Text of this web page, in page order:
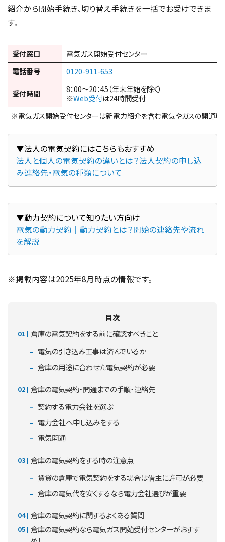
紹介から開始手続き、切り替え手続きを一括でお受けできま
す。
受付窓口
電気ガス開始受付センター
電話番号
0120-911-653
受付時間
8：00～20：45（年末年始を除く）
※Web受付は24時間受付
※電気ガス開始受付センターは新電力紹介を含む電気やガスの開通専
法人と個人の電気契約の違いとは？法人契約の申し込
み連絡先・電気の種類について
電気の動力契約｜動力契約とは？開始の連絡先や流れ
を解説
※掲載内容は2025年8月時点の情報です。
目次
倉庫の電気契約をする前に確認すべきこと
電気の引き込み工事は済んでいるか
倉庫の用途に合わせた電気契約が必要
倉庫の電気契約・開通までの手順・連絡先
契約する電力会社を選ぶ
電力会社へ申し込みをする
電気開通
倉庫の電気契約をする時の注意点
賃貸の倉庫で電気契約をする場合は借主に許可が必要
倉庫の電気代を安くするなら電力会社選びが重要
倉庫の電気契約に関するよくある質問
倉庫の電気契約なら電気ガス開始受付センターがおすす